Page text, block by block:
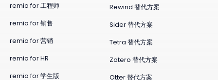
Rewind 替代方案
Sider 替代方案
Tetra 替代方案
Zotero 替代方案
Otter 替代方案
remio for 工程师
remio for 销售
remio for 营销
remio for HR
remio for 学生版